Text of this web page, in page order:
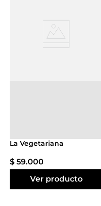
La Vegetariana
$ 59.000
Ver producto